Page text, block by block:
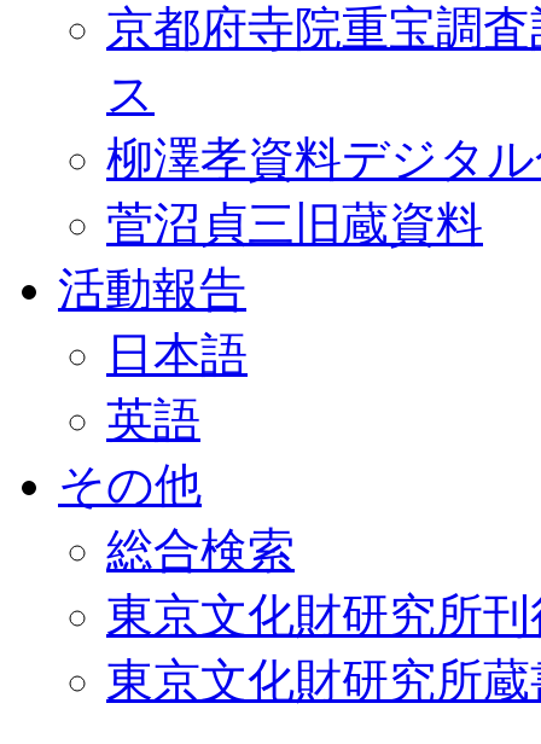
京都府寺院重宝調
ス
柳澤孝資料デジタ
菅沼貞三旧蔵資料
活動報告
日本語
英語
その他
総合検索
東京文化財研究所
東京文化財研究所